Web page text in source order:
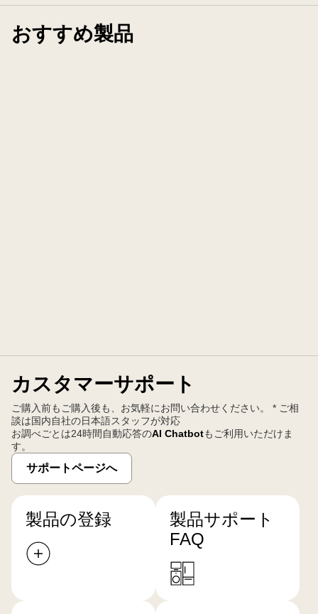
おすすめ製品
カスタマーサポート
ご購入前もご購入後も、お気軽にお問い合わせください。 * ご相
談は国内自社の日本語スタッフが対応
お調べごとは24時間自動応答のAI Chatbotもご利用いただけま
す。
サポートページへ
製品の登録
製品サポート
FAQ